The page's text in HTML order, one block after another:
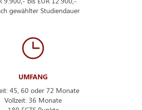
gewählter Studiendauer
UMFANG
45, 60 oder 72 Monate
Vollzeit: 36 Monate